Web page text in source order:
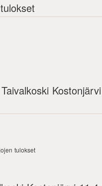
tulokset